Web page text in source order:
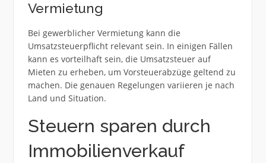
Vermietung
Bei gewerblicher Vermietung kann die
Umsatzsteuerpflicht relevant sein. In einigen Fällen
kann es vorteilhaft sein, die Umsatzsteuer auf
Mieten zu erheben, um Vorsteuerabzüge geltend zu
machen. Die genauen Regelungen variieren je nach
Land und Situation.
Steuern sparen durch
Immobilienverkauf